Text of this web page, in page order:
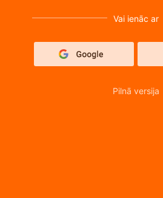
Vai ienāc ar
Pilnā versija